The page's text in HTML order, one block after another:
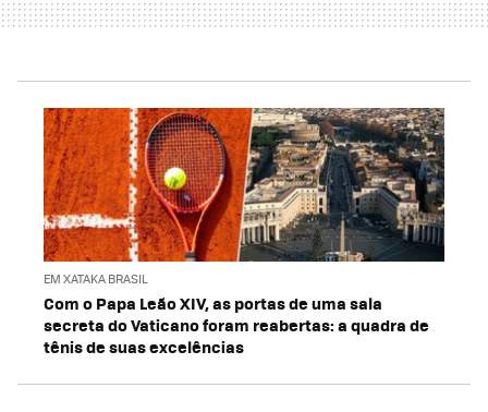
EM XATAKA BRASIL
Com o Papa Leão XIV, as portas de uma sala
secreta do Vaticano foram reabertas: a quadra de
tênis de suas excelências